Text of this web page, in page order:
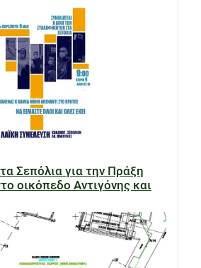
Σεπόλια για την Πράξη
οικόπεδο Αντιγόνης και